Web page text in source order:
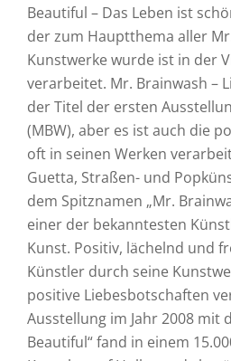
Beautiful – Das Leben ist
der zum Hauptthema aller
Kunstwerke wurde ist in der
verarbeitet. Mr. Brainwash –
der Titel der ersten
(MBW), aber es ist auch die
oft in seinen Werken
Guetta, Straßen- und
dem Spitznamen „Mr.
einer der bekanntesten
Kunst. Positiv, lächelnd und
Künstler durch seine
positive Liebesbotschaften
Ausstellung im Jahr 2008 mit
Beautiful“ fand in einem